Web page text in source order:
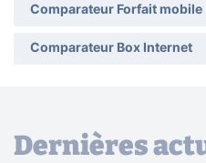
Comparateur Forfait mobile
Comparateur Box Internet
Dernières